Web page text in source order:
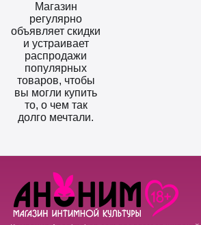
Магазин
регулярно
объявляет скидки
и устраивает
распродажи
популярных
товаров, чтобы
вы могли купить
то, о чем так
долго мечтали.